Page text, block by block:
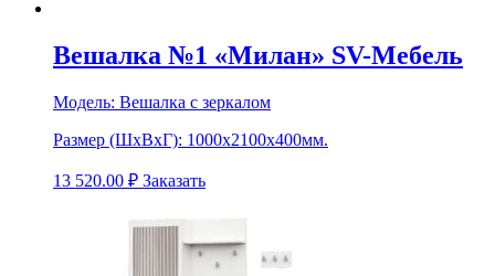
Вешалка №1 «Милан» SV-Мебель
Модель: Вешалка с зеркалом
Размер (ШхВхГ): 1000х2100х400мм.
13 520.00 ₽ Заказать